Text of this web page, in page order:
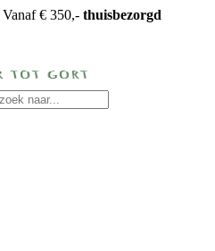
Vanaf € 350,- thuisbezorgd